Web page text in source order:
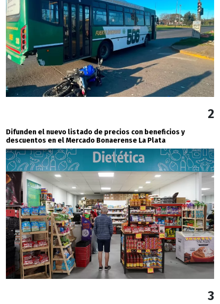
2
Difunden el nuevo listado de precios con beneficios y
descuentos en el Mercado Bonaerense La Plata
3